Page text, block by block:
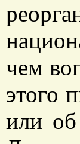
чем
этого
или об